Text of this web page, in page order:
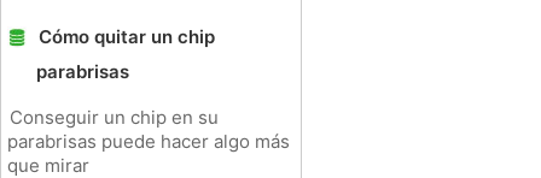
Cómo quitar un chip
parabrisas
Conseguir un chip en su
parabrisas puede hacer algo más
que mirar